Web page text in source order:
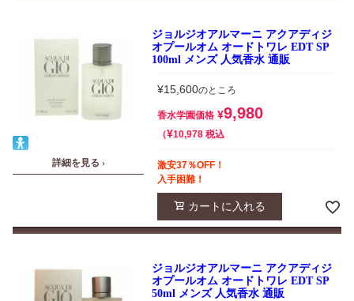
詳細を見る ›
ジョルジオアルマーニ アクアディジ
オプールオム オードトワレ EDT SP
100ml メンズ 人気香水 通販
¥15,600のところ
香水学園価格 ¥9,980
¥10,978 税込
激安37％OFF！
入手困難！
カートに入れる
ジョルジオアルマーニ アクアディジ
オプールオム オードトワレ EDT SP
50ml メンズ 人気香水 通販